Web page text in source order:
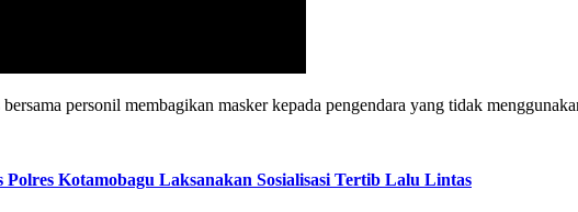
personil membagikan masker kepada pengendara yang tidak
Kotamobagu Laksanakan Sosialisasi Tertib Lalu Lintas